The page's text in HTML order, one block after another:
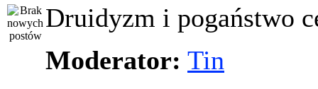
Druidyzm i pogaństwo
Moderator: Tin